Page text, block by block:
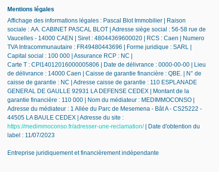
Mentions légales
Affichage des informations légales : Pascal Blot Immobilier | Raison
sociale : AA. CABINET PASCAL BLOT | Adresse siège social : 56-58 rue de
Vaucelles - 14000 CAEN | Siret : 48044369600020 | RCS : Caen | Numero
TVA Intracommunautaire : FR49480443696 | Forme juridique : SARL |
Capital social : 100 000 | Assurance RCP : NC |
Carte T : CPI14012016000005806 | Date de délivrance : 0000-00-00 | Lieu
de délivrance : 14000 Caen | Caisse de garantie financière : QBE. | N° de
caisse de garantie : NC | Adresse caisse de garantie : 110 ESPLANADE
GENERAL DE GAULLE 92931 LA DEFENSE CEDEX | Montant de la
garantie financière : 110 000 | Nom du médiateur : MEDIMMOCONSO |
Adresse du médiateur : 1 Allée du Parc de Mesemena - Bât A - CS25222 -
44505 LA BAULE CEDEX | Adresse du site :
https://medimmoconso.fr/adresser-une-reclamation/| Date d'obtention du
label : 11/07/2023
Entreprise juridiquement et financièrement indépendante